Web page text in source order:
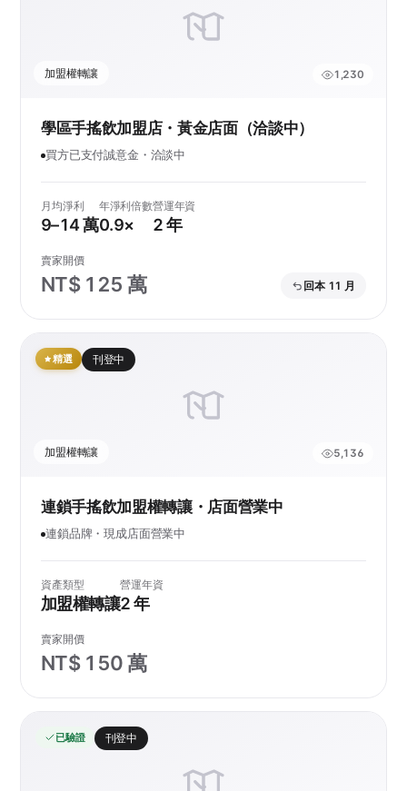
加盟權轉讓 1,230
學區手搖飲加盟店・黃金店面（洽談中）
買方已支付誠意金・洽談中
月均淨利
9–14 萬
年淨利倍數
0.9×
營運年資
2 年
賣家開價
NT$ 125 萬 回本 11 月
精選 刊登中
加盟權轉讓 5,136
連鎖手搖飲加盟權轉讓・店面營業中
連鎖品牌・現成店面營業中
資產類型
加盟權轉讓
營運年資
2 年
賣家開價
NT$ 150 萬
已驗證 刊登中